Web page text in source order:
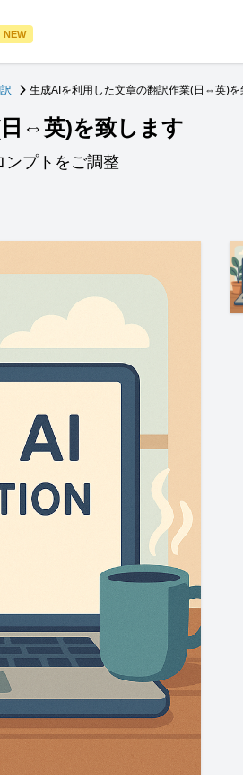
NEW
生成AIを利用した文章の翻訳作業(日⇔英)を
⇔英)を致します
ンプトをご調整